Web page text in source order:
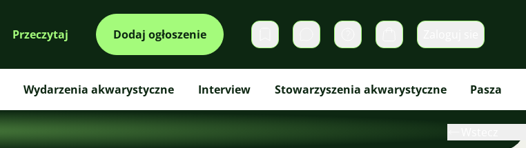
Przeczytaj Dodaj ogłoszenie Prywatne wiadomości
Koszyk
Wydarzenia akwarystyczne Interview Stowarzyszenia akwarystyczne Pasza